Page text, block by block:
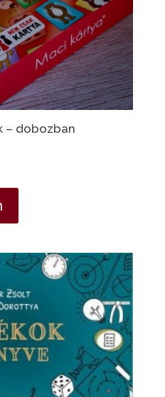
– dobozban